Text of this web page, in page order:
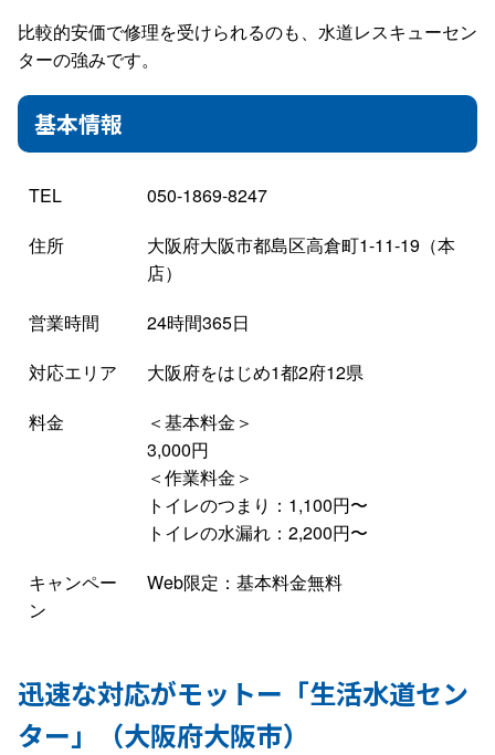
比較的安価で修理を受けられるのも、水道レスキューセン
ターの強みです。
基本情報
TEL
050-1869-8247
住所
大阪府大阪市都島区高倉町1-11-19（本
店）
営業時間
24時間365日
対応エリア
大阪府をはじめ1都2府12県
料金
＜基本料金＞
3,000円
＜作業料金＞
トイレのつまり：1,100円〜
トイレの水漏れ：2,200円〜
キャンペー
ン
Web限定：基本料金無料
迅速な対応がモットー「生活水道セン
ター」（大阪府大阪市）